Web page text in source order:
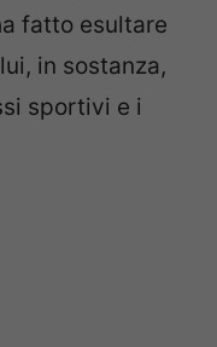
fatto esultare
in sostanza,
sportivi e i